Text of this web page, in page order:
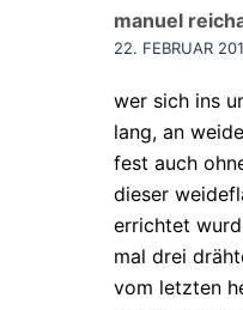
manuel
22. FEBRUAR
wer sich ins
lang, an
fest auch
dieser
errichtet
mal drei
vom letzten